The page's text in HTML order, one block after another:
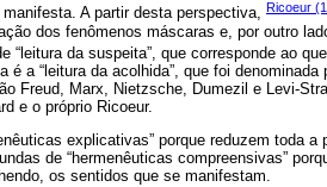
A partir desta perspectiva, Ricoeur
dos fenômenos máscaras e, por outro
“leitura da suspeita”, que corresponde ao
é a “leitura da acolhida”, que foi
Freud, Marx, Nietzsche, Dumezil e Levi-
e o próprio Ricoeur.
explicativas” porque reduzem toda
de “hermenêuticas compreensivas”
os sentidos que se manifestam.